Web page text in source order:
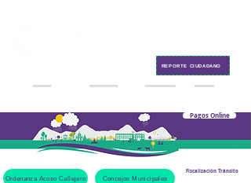
Pagos Online
Ordenanza Acoso Callejero Concejos Municipales
Fiscalización Tránsito
REPORTE CIUDADANO